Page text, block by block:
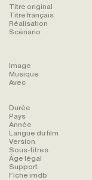
Titre original
Titre français
Réalisation
Scénario
Image
Musique
Avec
Durée
Pays
Année
Langue du film
Version
Sous-titres
Âge légal
Support
Fiche imdb